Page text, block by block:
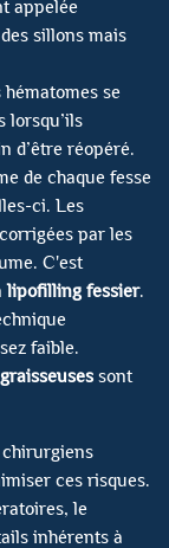
appelée
sillons mais
se
lorsqu’ils
d’être réopéré.
de chaque fesse
ci. Les
par les
C'est
lipofilling fessier.
faible.
sont
ces risques.
le
inhérents à